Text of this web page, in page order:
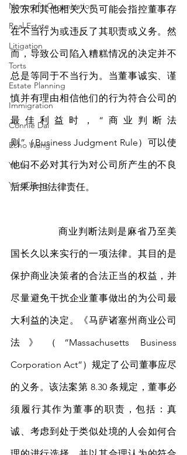
Nonprofit Organization
Real Estate
Litigation
Torts
Estate Planning
Immigration
Connie Dai
Echo Wang
Ye Le
Yun Cheng
股东和其他相关人员可能会指控董事存
在不当行为或违反了其职责或义务。然
而，导致公司陷入糟糕情况的决定并不
总是等同于不当行为。当董事诚实、谨
慎并有理由相信他们的行为符合公司的
最佳利益时，“商业判断法
则”（Business Judgment Rule）可以使
他们不必对其行为对公司所产生的不良
后果承担法律责任。
国长久以来实行的一项法律。其目的是
保护商业决策者的合法正当的权益，并
尽量避免干扰企业董事做出的为公司最
大利益的决定。《马萨诸塞州商业公司
法》（“Massachusetts Business
Corporation Act”）规定了公司董事应尽
的义务。该法案第 8.30 条规定，董事必
须履行其作为董事的职责，包括：真
诚、考虑到处于类似处境的人会如何合